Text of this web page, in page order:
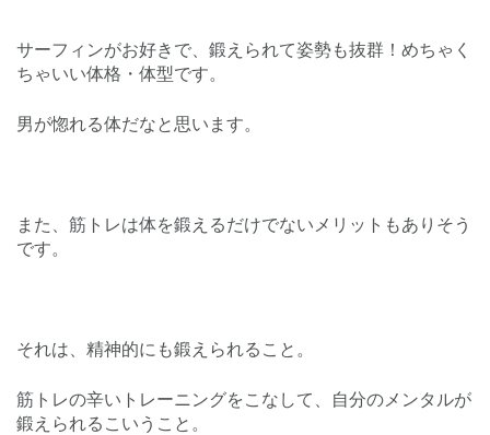
サーフィンがお好きで、鍛えられて姿勢も抜群！めちゃく
ちゃいい体格・体型です。
男が惚れる体だなと思います。
また、筋トレは体を鍛えるだけでないメリットもありそう
です。
それは、精神的にも鍛えられること。
筋トレの辛いトレーニングをこなして、自分のメンタルが
鍛えられるこいうこと。